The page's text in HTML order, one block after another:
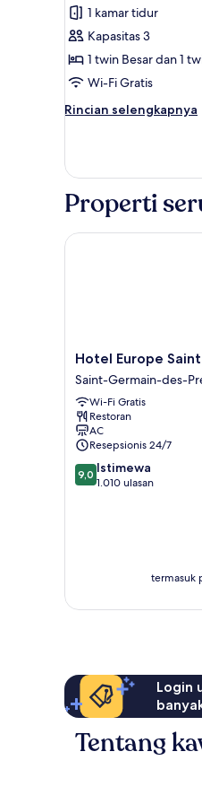
Triple
Keluarga
1 kamar tidur
Kapasitas 3
1 twin Besar dan 1
Wi-Fi Gratis
Rincian selengkapnya
Rincian
Kamar
Keluarga
Properti
Hotel
Europe
Saint
Severin
Paris
Saint-
Germain-
des-
Prés
Hotel Europe
Saint-Germain-des-
Wi-Fi Gratis
Restoran
AC
Resepsionis 24/7
9.0
dari
9,0 Istimewa
1.010 ulasan
termasuk
Hotel Europe Saint
Login
Tentang